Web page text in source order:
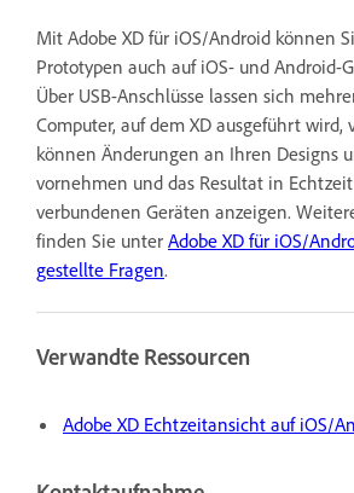
Mit Adobe XD für iOS/Android können
Prototypen auch auf iOS- und Android-
Über USB-Anschlüsse lassen sich
Computer, auf dem XD ausgeführt wird,
können Änderungen an Ihren Designs
vornehmen und das Resultat in
verbundenen Geräten anzeigen.
finden Sie unter Adobe XD für iOS/
gestellte Fragen.
Verwandte Ressourcen
Adobe XD Echtzeitansicht auf iOS/